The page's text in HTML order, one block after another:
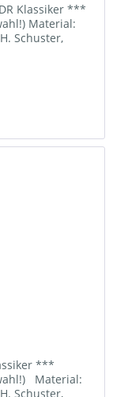
Klassiker ***
Material:
Schuster,
***
Material:
Schuster,